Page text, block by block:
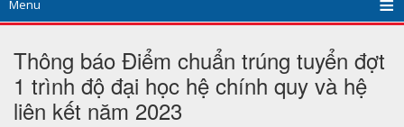
Menu
Thông báo Điểm chuẩn trúng tuyển đợt
1 trình độ đại học hệ chính quy và hệ
liên kết năm 2023